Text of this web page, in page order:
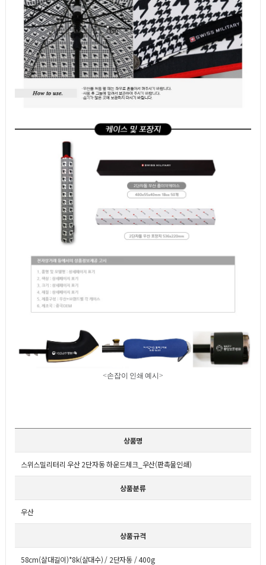
<손잡이 인쇄 예시>
상품명
스위스밀리터리 우산 2단자동 하운드체크_우산(판촉물인쇄)
상품분류
우산
상품규격
58cm(살대길이)*8k(살대수) / 2단자동 / 400g